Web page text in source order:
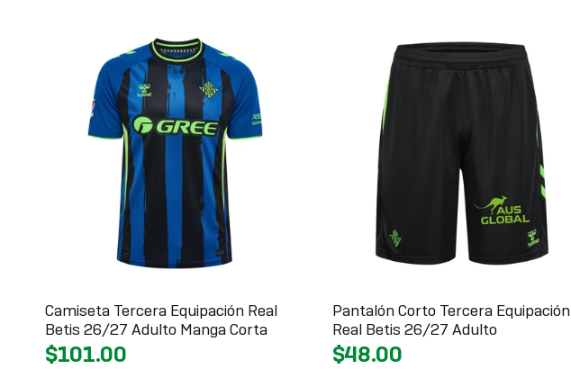
Camiseta Tercera Equipación Real
Betis 26/27 Adulto Manga Corta
$101.00
Pantalón Corto Tercera Equipación
Real Betis 26/27 Adulto
$48.00